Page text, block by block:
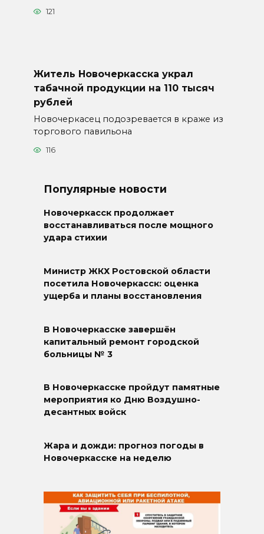
121
Житель Новочеркасска украл
табачной продукции на 110 тысяч
рублей
Новочеркасец подозревается в краже из
торгового павильона
116
Популярные новости
Новочеркасск продолжает
восстанавливаться после мощного
удара стихии
Министр ЖКХ Ростовской области
посетила Новочеркасск: оценка
ущерба и планы восстановления
В Новочеркасске завершён
капитальный ремонт городской
больницы № 3
В Новочеркасске пройдут памятные
мероприятия ко Дню Воздушно-
десантных войск
Жара и дожди: прогноз погоды в
Новочеркасске на неделю